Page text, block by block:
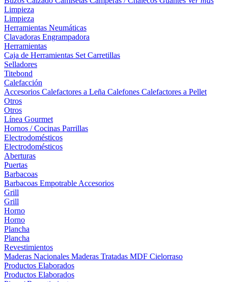
Limpieza
Limpieza
Herramientas Neumáticas
Clavadoras Engrampadora
Herramientas
Caja de Herramientas Set Carretillas
Selladores
Titebond
Calefacción
Accesorios Calefactores a Leña Calefones Calefactores a Pellet
Otros
Otros
Línea Gourmet
Hornos / Cocinas Parrillas
Electrodomésticos
Electrodomésticos
Aberturas
Puertas
Barbacoas
Barbacoas Empotrable Accesorios
Grill
Grill
Horno
Horno
Plancha
Plancha
Revestimientos
Maderas Nacionales Maderas Tratadas MDF Cielorraso
Productos Elaborados
Productos Elaborados